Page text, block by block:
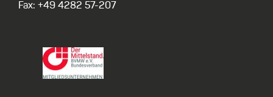
Fax: +49 4282 57-207